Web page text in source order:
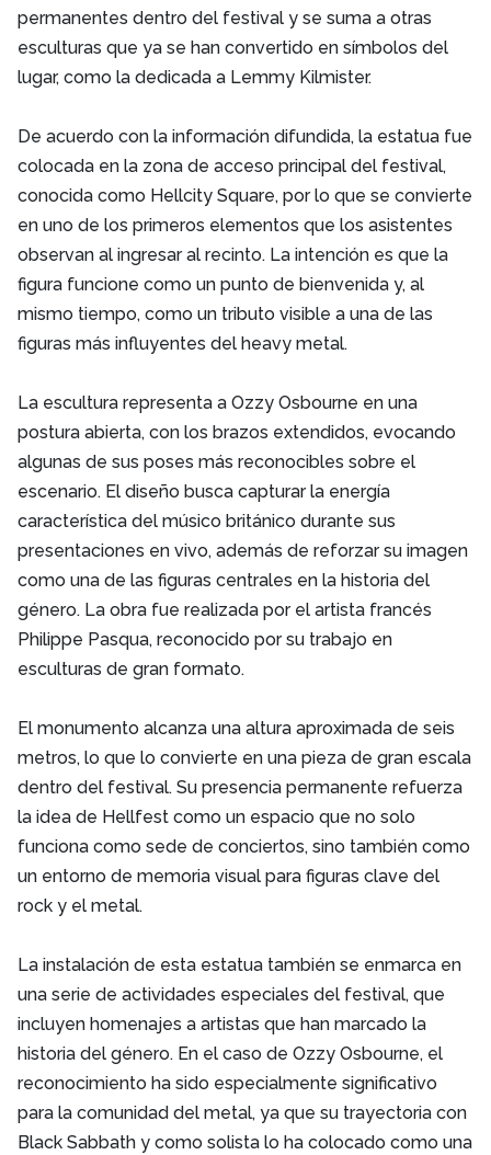
permanentes dentro del festival y se suma a otras
esculturas que ya se han convertido en símbolos del
lugar, como la dedicada a Lemmy Kilmister.
De acuerdo con la información difundida, la estatua fue
colocada en la zona de acceso principal del festival,
conocida como Hellcity Square, por lo que se convierte
en uno de los primeros elementos que los asistentes
observan al ingresar al recinto. La intención es que la
figura funcione como un punto de bienvenida y, al
mismo tiempo, como un tributo visible a una de las
figuras más influyentes del heavy metal.
La escultura representa a Ozzy Osbourne en una
postura abierta, con los brazos extendidos, evocando
algunas de sus poses más reconocibles sobre el
escenario. El diseño busca capturar la energía
característica del músico británico durante sus
presentaciones en vivo, además de reforzar su imagen
como una de las figuras centrales en la historia del
género. La obra fue realizada por el artista francés
Philippe Pasqua, reconocido por su trabajo en
esculturas de gran formato.
El monumento alcanza una altura aproximada de seis
metros, lo que lo convierte en una pieza de gran escala
dentro del festival. Su presencia permanente refuerza
la idea de Hellfest como un espacio que no solo
funciona como sede de conciertos, sino también como
un entorno de memoria visual para figuras clave del
rock y el metal.
La instalación de esta estatua también se enmarca en
una serie de actividades especiales del festival, que
incluyen homenajes a artistas que han marcado la
historia del género. En el caso de Ozzy Osbourne, el
reconocimiento ha sido especialmente significativo
para la comunidad del metal, ya que su trayectoria con
Black Sabbath y como solista lo ha colocado como una